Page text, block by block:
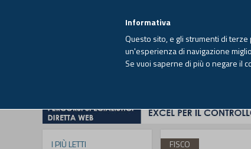
I PIÙ LETTI
FISCO
Informativa
Questo sito, e gli strumenti di
un'esperienza di navigazione
Se vuoi saperne di più o negare il